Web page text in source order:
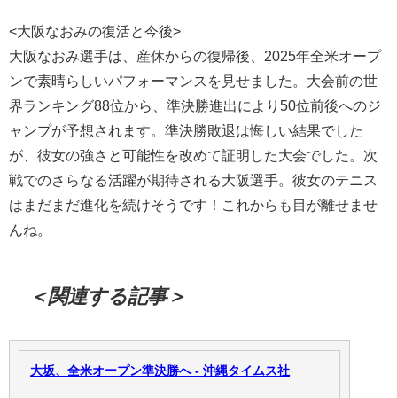
<大阪なおみの復活と今後>
大阪なおみ選手は、産休からの復帰後、2025年全米オープ
ンで素晴らしいパフォーマンスを見せました。大会前の世
界ランキング88位から、準決勝進出により50位前後へのジ
ャンプが予想されます。準決勝敗退は悔しい結果でした
が、彼女の強さと可能性を改めて証明した大会でした。次
戦でのさらなる活躍が期待される大阪選手。彼女のテニス
はまだまだ進化を続けそうです！これからも目が離せませ
んね。
＜関連する記事＞
大坂、全米オープン準決勝へ - 沖縄タイムス社